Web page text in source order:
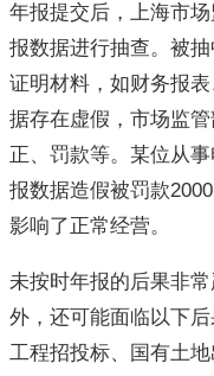
年报提交后，上海市
报数据进行抽查。被
证明材料，如财务报
据存在虚假，市场监
正、罚款等。某位从
报数据造假被罚款
影响了正常经营。
未按时年报的后果非
外，还可能面临以下
工程招投标、国有土